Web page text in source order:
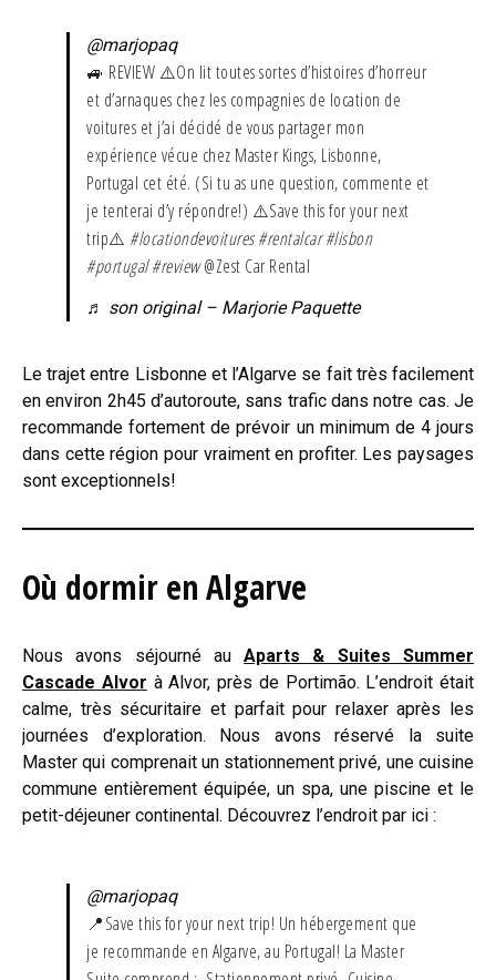
@marjopaq
🚙 REVIEW ⚠️On lit toutes sortes d’histoires d’horreur
et d’arnaques chez les compagnies de location de
voitures et j’ai décidé de vous partager mon
expérience vécue chez Master Kings, Lisbonne,
Portugal cet été. (Si tu as une question, commente et
je tenterai d’y répondre!) ⚠️Save this for your next
trip⚠️ #locationdevoitures #rentalcar #lisbon
#portugal #review@Zest Car Rental
♬ son original – Marjorie Paquette
Le trajet entre Lisbonne et l’Algarve se fait très facilement
en environ 2h45 d’autoroute, sans trafic dans notre cas. Je
recommande fortement de prévoir un minimum de 4 jours
dans cette région pour vraiment en profiter. Les paysages
sont exceptionnels!
Où dormir en Algarve
Nous avons séjourné auAparts & Suites Summer
Cascade Alvor à Alvor, près de Portimão. L’endroit était
calme, très sécuritaire et parfait pour relaxer après les
journées d’exploration. Nous avons réservé la suite
Master qui comprenait un stationnement privé, une cuisine
commune entièrement équipée, un spa, une piscine et le
petit-déjeuner continental. Découvrez l’endroit par ici :
@marjopaq
📍Save this for your next trip! Un hébergement que
je recommande en Algarve, au Portugal! La Master